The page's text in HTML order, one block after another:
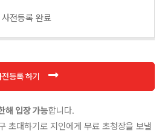
사전등록 완료
등록 하기
해 입장 가능합니다.
초대하기로 지인에게 무료 초청장을 보낼